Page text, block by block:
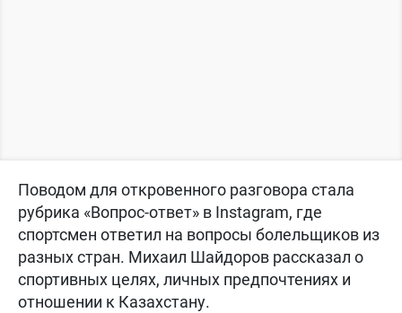
Поводом для откровенного разговора стала
рубрика «Вопрос-ответ» в Instagram, где
спортсмен ответил на вопросы болельщиков из
разных стран. Михаил Шайдоров рассказал о
спортивных целях, личных предпочтениях и
отношении к Казахстану.